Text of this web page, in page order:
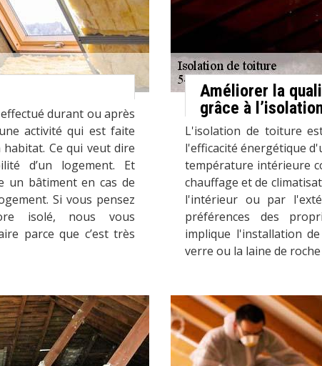
durant ou après
activité qui est faite
Ce qui veut dire
d’un logement. Et
un bâtiment en cas de
Si vous pensez
isolé, nous vous
parce que c’est très
Améliorer la
grâce à
L'isolation de toiture
l'efficacité énergétique
température intérieure
chauffage et de
l'intérieur ou par
préférences des
implique l'installation
verre ou la laine de